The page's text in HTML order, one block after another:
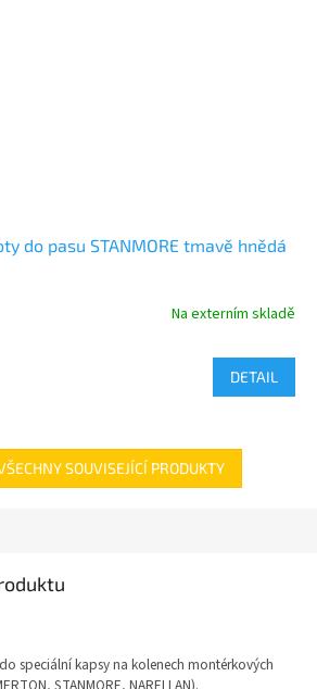
do pasu STANMORE tmavě hnědá
Na externím skladě
DETAIL
SOUVISEJÍCÍ PRODUKTY
speciální kapsy na kolenech montérkových